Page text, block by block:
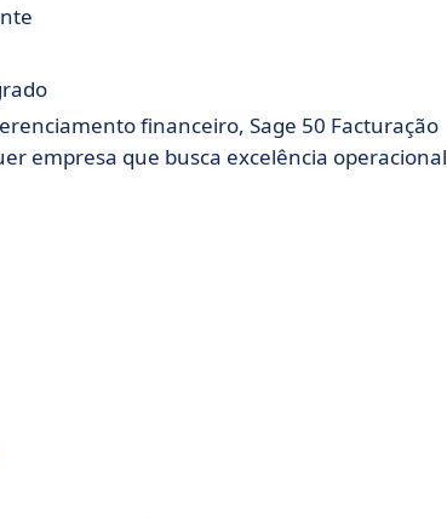
financeiro, Sage 50 Facturação
empresa que busca excelência operacional